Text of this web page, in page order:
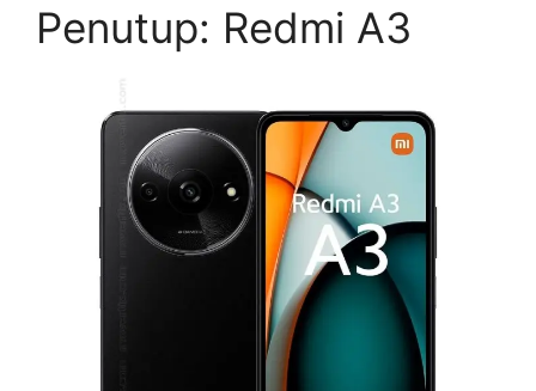
Penutup: Redmi A3